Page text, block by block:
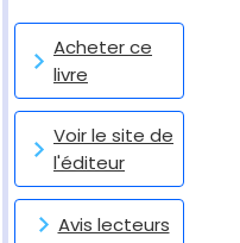
Acheter ce
livre
Voir le site de
l'éditeur
Avis lecteurs